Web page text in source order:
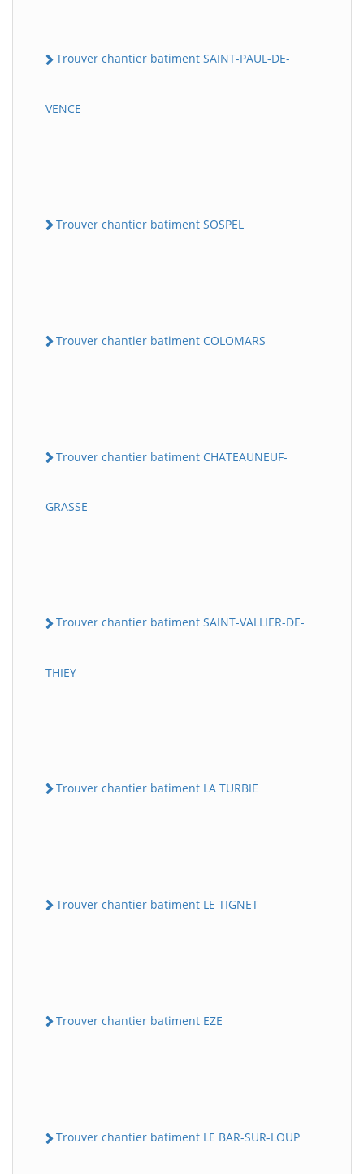
Trouver chantier batiment SAINT-PAUL-DE-
VENCE
Trouver chantier batiment SOSPEL
Trouver chantier batiment COLOMARS
Trouver chantier batiment CHATEAUNEUF-
GRASSE
Trouver chantier batiment SAINT-VALLIER-DE-
THIEY
Trouver chantier batiment LA TURBIE
Trouver chantier batiment LE TIGNET
Trouver chantier batiment EZE
Trouver chantier batiment LE BAR-SUR-LOUP